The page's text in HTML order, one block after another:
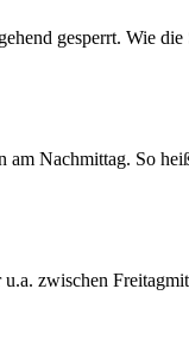
gesperrt. Wie
Nachmittag. So
zwischen